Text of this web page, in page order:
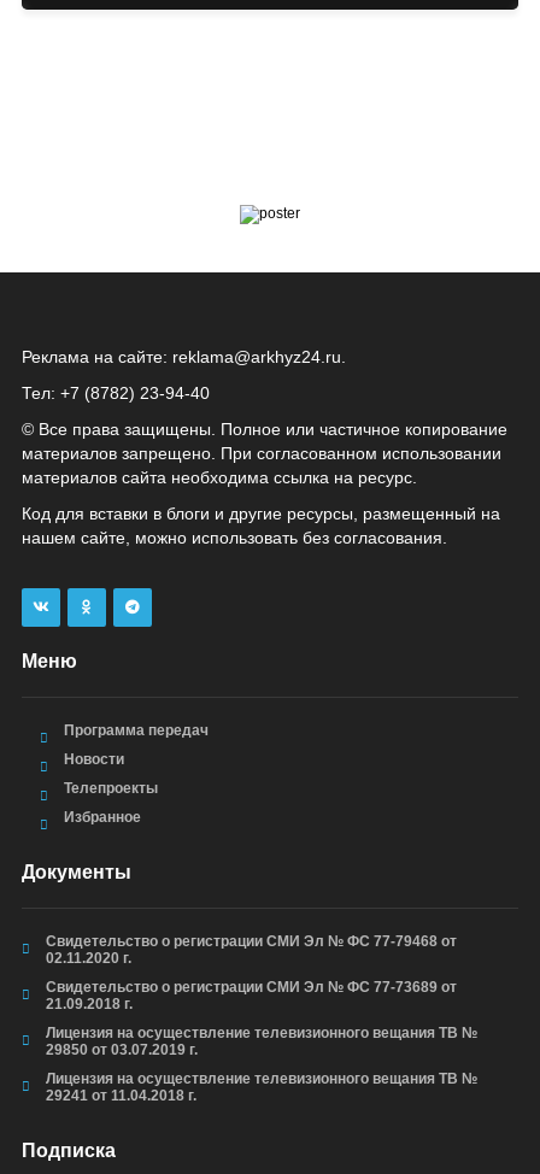
Реклама на сайте: reklama@arkhyz24.ru
Тел: +7 (8782) 23‑94‑40
© Все права защищены. Полное или частичное копирование
материалов запрещено. При согласованном использовании
материалов сайта необходима ссылка на ресурс.
Код для вставки в блоги и другие ресурсы, размещенный на
нашем сайте, можно использовать без согласования.
Меню
Программа передач
Новости
Телепроекты
Избранное
Документы
Свидетельство о регистрации СМИ Эл № ФС 77-79468 от
02.11.2020 г.
Свидетельство о регистрации СМИ Эл № ФС 77-73689 от
21.09.2018 г.
Лицензия на осуществление телевизионного вещания ТВ №
29850 от 03.07.2019 г.
Лицензия на осуществление телевизионного вещания ТВ №
29241 от 11.04.2018 г.
Подписка